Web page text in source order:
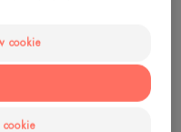
cookie
cookie